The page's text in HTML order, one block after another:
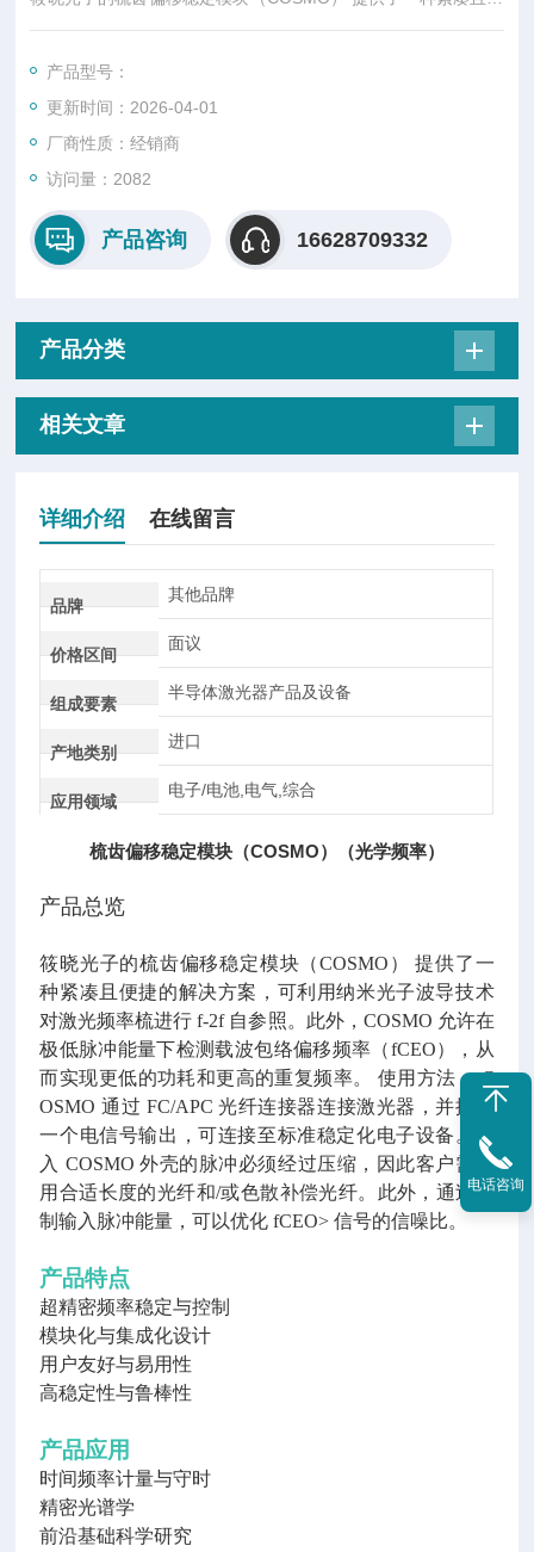
捷的解决方案，可利用纳米光子波导技术对激光频率梳进行 f-2f
移频率（fCEO），从而实现更低的功耗和更高的重复频率。
产品型号：
更新时间：2026-04-01
厂商性质：经销商
访问量：2082
产品咨询 16628709332
产品分类
相关文章
详细介绍 在线留言
品牌
其他品牌
价格区间
面议
组成要素
半导体激光器产品及设备
产地类别
进口
应用领域
电子/电池,电气,综合
梳齿偏移稳定模块（COSMO）（光学频率）
产品总览
筱晓光子的梳齿偏移稳定模块（COSMO） 提供了一
种紧凑且便捷的解决方案，可利用纳米光子波导技术
对激光频率梳进行 f-2f 自参照。此外，COSMO 允许在
极低脉冲能量下检测载波包络偏移频率（fCEO），从
而实现更低的功耗和更高的重复频率。 使用方法： C
OSMO 通过 FC/APC 光纤连接器连接激光器，并提供
一个电信号输出，可连接至标准稳定化电子设备。进
入 COSMO 外壳的脉冲必须经过压缩，因此客户需使
用合适长度的光纤和/或色散补偿光纤。此外，通过控
制输入脉冲能量，可以优化 fCEO> 信号的信噪比。
产品特点
超精密频率稳定与控制
模块化与集成化设计
用户友好与易用性
高稳定性与鲁棒性
产品应用
时间频率计量与守时
精密光谱学
前沿基础科学研究
电话咨询